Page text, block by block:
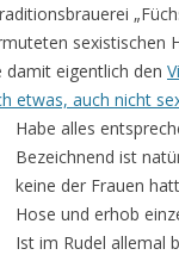
sexistischen
damit eigentlich den
etwas, auch nicht
Habe alles
Bezeichnend ist
keine der Frauen
Hose und erhob
Ist im Rudel allemal